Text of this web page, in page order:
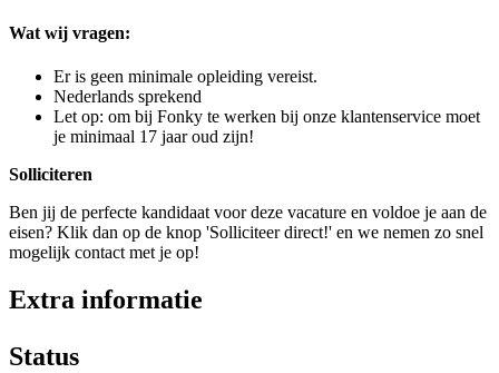
Wat wij vragen:
Er is geen minimale opleiding vereist.
Nederlands sprekend
Let op: om bij Fonky te werken bij onze klantenservice moet
je minimaal 17 jaar oud zijn!
Solliciteren
Ben jij de perfecte kandidaat voor deze vacature en voldoe je aan de
eisen? Klik dan op de knop 'Solliciteer direct!' en we nemen zo snel
mogelijk contact met je op!
Extra informatie
Status